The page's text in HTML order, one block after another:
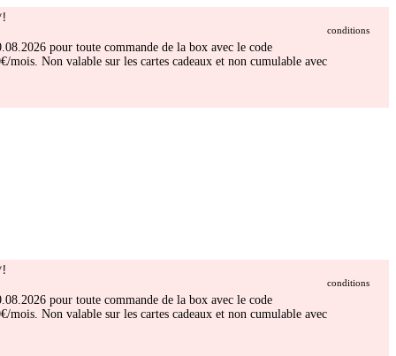
conditions
pour toute commande de la box avec le code
Non valable sur les cartes cadeaux et non cumulable avec
conditions
pour toute commande de la box avec le code
Non valable sur les cartes cadeaux et non cumulable avec